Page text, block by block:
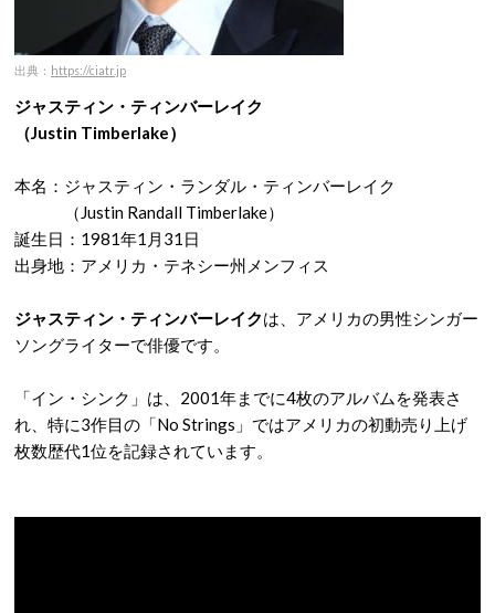
出典： https://ciatr.jp
ジャスティン・ティンバーレイク
（Justin Timberlake）
本名：ジャスティン・ランダル・ティンバーレイク
（Justin Randall Timberlake）
誕生日：1981年1月31日
出身地：アメリカ・テネシー州メンフィス
ジャスティン・ティンバーレイクは、アメリカの男性シンガー
ソングライターで俳優です。
「イン・シンク」は、2001年までに4枚のアルバムを発表さ
れ、特に3作目の「No Strings」ではアメリカの初動売り上げ
枚数歴代1位を記録されています。